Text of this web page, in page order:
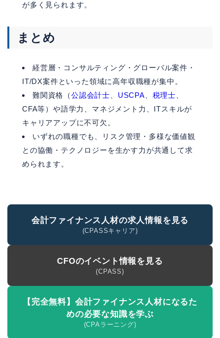
が多く見られます。
まとめ
経営層・コンサルティング・グローバル案件・
IT/DX案件といった領域に高年収職種が集中。
難関資格（公認会計士 USCPA 税理士
CFA等）や語学力、マネジメント力、ITスキルが
キャリアアップに不可欠。
いずれの職種でも、リスク管理・多様な価値観
との協働・テクノロジーを生かす力が共通して求
められます。
会計ファイナンス人材の求人情報を見る
(CPASSキャリア)
CFOのイベント情報を見る
(CPASS)
【完全無料】会計ファイナンス人材になるた
めの必要な知識を学ぶ
(CPAラーニング)